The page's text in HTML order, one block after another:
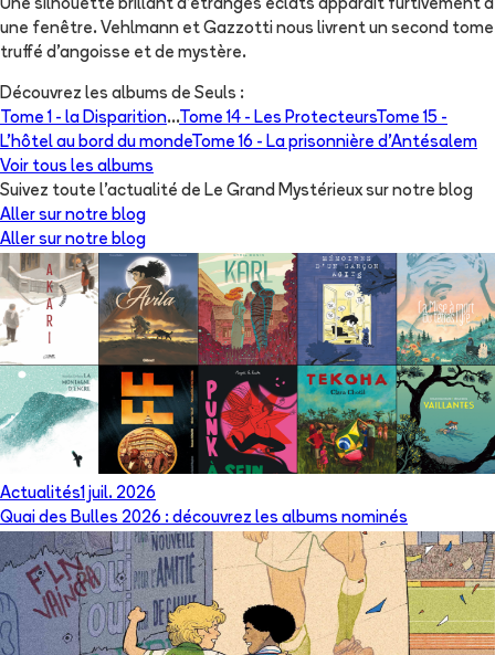
Une silhouette brillant d'étranges éclats apparaît furtivement à
une fenêtre. Vehlmann et Gazzotti nous livrent un second tome
truffé d'angoisse et de mystère.
Découvrez les albums de Seuls :
Tome 1 - la Disparition...Tome 14 - Les ProtecteursTome 15 -
L'hôtel au bord du mondeTome 16 - La prisonnière d'Antésalem
Voir tous les albums
Suivez toute l'actualité de Le Grand Mystérieux sur notre blog
Aller sur notre blog
Aller sur notre blog
Actualités1 juil. 2026
Quai des Bulles 2026 : découvrez les albums nominés